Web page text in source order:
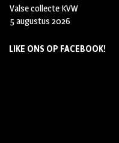
Valse collecte KVW
5 augustus 2026
LIKE ONS OP FACEBOOK!